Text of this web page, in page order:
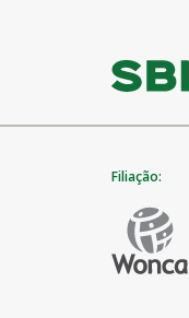
Filiação: